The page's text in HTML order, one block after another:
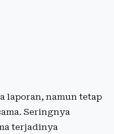
laporan, namun tetap
Seringnya
terjadinya